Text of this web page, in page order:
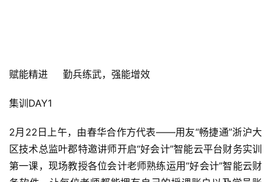
赋能精进     勤兵练武，强能增效
集训DAY1
2月22日上午，由春华合作方代表——用友“畅捷通”浙沪大
区技术总监叶郡特邀讲师开启“好会计”智能云平台财务实训